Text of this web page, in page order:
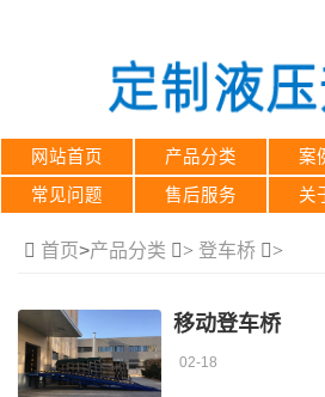
网站首页 产品分类 案
常见问题
售后服务 关
首页>产品分类 > 登车桥 >
移动登车桥
02-18